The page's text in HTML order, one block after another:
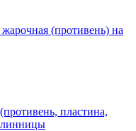
(противень) на
пластина,